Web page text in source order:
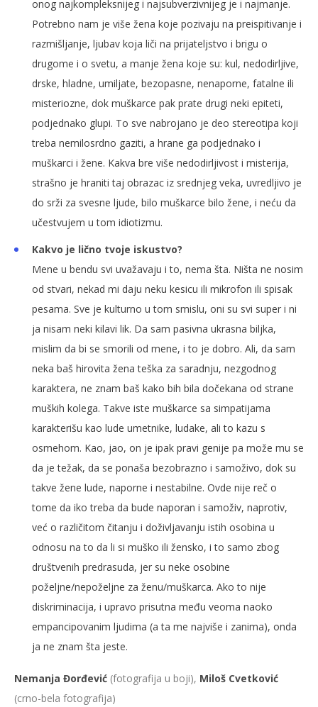
onog najkompleksnijeg i najsubverzivnijeg je i najmanje.
Potrebno nam je više žena koje pozivaju na preispitivanje i
razmišljanje, ljubav koja liči na prijateljstvo i brigu o
drugome i o svetu, a manje žena koje su: kul, nedodirljive,
drske, hladne, umiljate, bezopasne, nenaporne, fatalne ili
misteriozne, dok muškarce pak prate drugi neki epiteti,
podjednako glupi. To sve nabrojano je deo stereotipa koji
treba nemilosrdno gaziti, a hrane ga podjednako i
muškarci i žene. Kakva bre više nedodirljivost i misterija,
strašno je hraniti taj obrazac iz srednjeg veka, uvredljivo je
do srži za svesne ljude, bilo muškarce bilo žene, i neću da
učestvujem u tom idiotizmu.
Kakvo je lično tvoje iskustvo?
Mene u bendu svi uvažavaju i to, nema šta. Ništa ne nosim
od stvari, nekad mi daju neku kesicu ili mikrofon ili spisak
pesama. Sve je kulturno u tom smislu, oni su svi super i ni
ja nisam neki kilavi lik. Da sam pasivna ukrasna biljka,
mislim da bi se smorili od mene, i to je dobro. Ali, da sam
neka baš hirovita žena teška za saradnju, nezgodnog
karaktera, ne znam baš kako bih bila dočekana od strane
muških kolega. Takve iste muškarce sa simpatijama
karakterišu kao lude umetnike, ludake, ali to kazu s
osmehom. Kao, jao, on je ipak pravi genije pa može mu se
da je težak, da se ponaša bezobrazno i samoživo, dok su
takve žene lude, naporne i nestabilne. Ovde nije reč o
tome da iko treba da bude naporan i samoživ, naprotiv,
već o različitom čitanju i doživljavanju istih osobina u
odnosu na to da li si muško ili žensko, i to samo zbog
društvenih predrasuda, jer su neke osobine
poželjne/nepoželjne za ženu/muškarca. Ako to nije
diskriminacija, i upravo prisutna među veoma naoko
empancipovanim ljudima (a ta me najviše i zanima), onda
ja ne znam šta jeste.
Nemanja Đorđević (fotografija u boji), Miloš Cvetković
(crno-bela fotografija)